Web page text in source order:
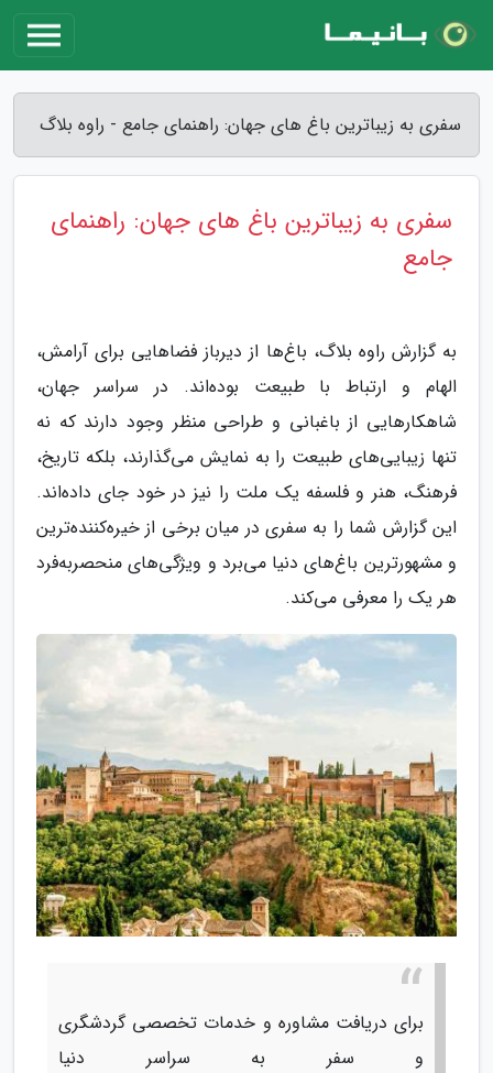
سفری به زیباترین باغ های جهان: راهنمای جامع - راوه بلاگ
سفری به زیباترین باغ های جهان: راهنمای
جامع
به گزارش راوه بلاگ، باغ‌ها از دیرباز فضاهایی برای آرامش،
الهام و ارتباط با طبیعت بوده‌اند. در سراسر جهان،
شاهکارهایی از باغبانی و طراحی منظر وجود دارند که نه
تنها زیبایی‌های طبیعت را به نمایش می‌گذارند، بلکه تاریخ،
فرهنگ، هنر و فلسفه یک ملت را نیز در خود جای داده‌اند.
این گزارش شما را به سفری در میان برخی از خیره‌کننده‌ترین
و مشهورترین باغ‌های دنیا می‌برد و ویژگی‌های منحصربه‌فرد
هر یک را معرفی می‌کند.
برای دریافت مشاوره و خدمات تخصصی گردشگری
و سفر به سراسر دنیا